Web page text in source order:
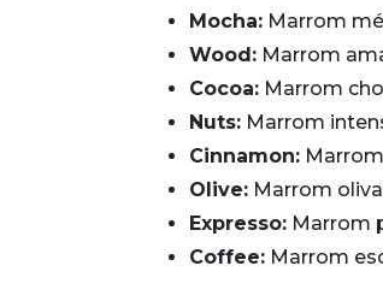
Mocha: Marrom
Wood: Marrom
Cocoa: Marrom
Nuts: Marrom
Cinnamon:
Olive: Marrom
Expresso: Marrom
Coffee: Marrom